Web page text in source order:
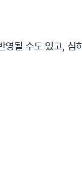
영될 수도 있고, 심